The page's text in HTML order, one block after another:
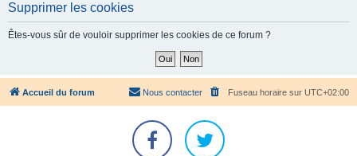
c
h
Supprimer les cookies
Êtes-vous sûr de vouloir supprimer les cookies de ce forum ?
Accueil du forum Fuseau horaire sur UTC+02:00
Nous contacter